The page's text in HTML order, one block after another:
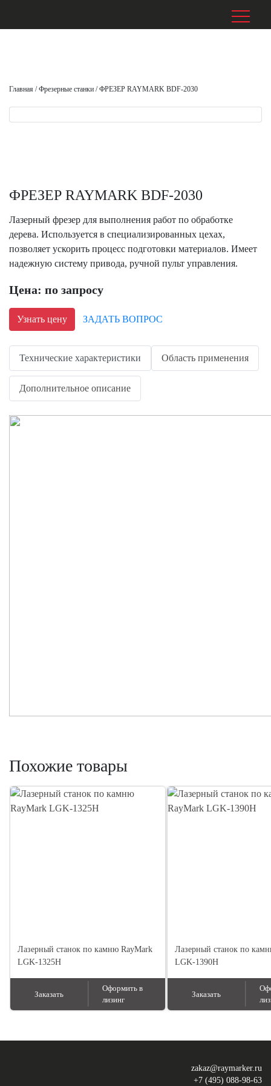
Главная / Фрезерные станки / ФРЕЗЕР RAYMARK BDF-2030
ФРЕЗЕР RAYMARK BDF-2030
Лазерный фрезер для выполнения работ по обработке
дерева. Используется в специализированных цехах,
позволяет ускорить процесс подготовки материалов. Имеет
надежную систему привода, ручной пульт управления.
Цена: по запросу
Узнать цену ЗАДАТЬ ВОПРОС
Технические характеристики Область применения
Дополнительное описание
Похожие товары
Лазерный станок по камню RayMark
LGK-1325H
Заказать
Оформить в
лизинг
Лазерный станок по
LGK-1390H
Заказать
zakaz@raymarker.ru
+7 (495) 088-98-63